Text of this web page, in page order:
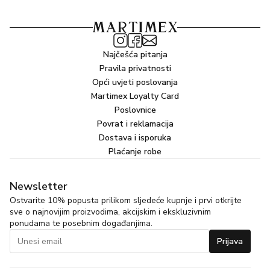
*Proizvođač može odlučiti promijeniti sastav proizvoda.
Kompletan i aktualan popis sastojaka pročitajte na
Najčešća pitanja
Pravila privatnosti
Opći uvjeti poslovanja
Martimex Loyalty Card
Poslovnice
Povrat i reklamacija
Dostava i isporuka
Plaćanje robe
Newsletter
Ostvarite 10% popusta prilikom sljedeće kupnje i prvi otkrijte
sve o najnovijim proizvodima, akcijskim i ekskluzivnim
ponudama te posebnim događanjima.
Prijava